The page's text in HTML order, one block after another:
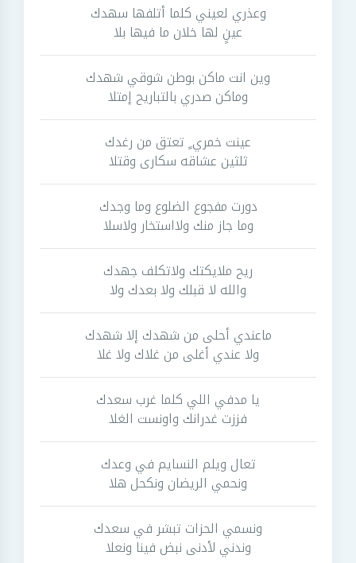
وعذري لعيني كلما أتلفها سهدك
عينٍ لها خلان ما فيها بلا
وين انت ماكن بوطن شوقي شهدك
وماكن صدري بالتباريح إمتلا
عينت خمري ٍ تعتق من رغدك
ثلثين عشاقه سكارى وقتلا
دورت مفجوع الضلوع وما وجدك
وما جاز منك ولااستخار ولاسلا
ريح ملايكتك ولاتكلف جهدك
والله لا قبلك ولا بعدك ولا
ماعندي أحلى من شهدك إلا شهدك
ولا عندي أغلى من غلاك ولا غلا
يا مدفي اللي كلما غرب سعدك
فززت غدرانك واونست الغلا
تعال ويلم النسايم في وعدك
ونحمي الريضان ونكحل هلا
ونسمي الحزات تبشر في سعدك
وندني لأدنى نبض فينا ونعلا